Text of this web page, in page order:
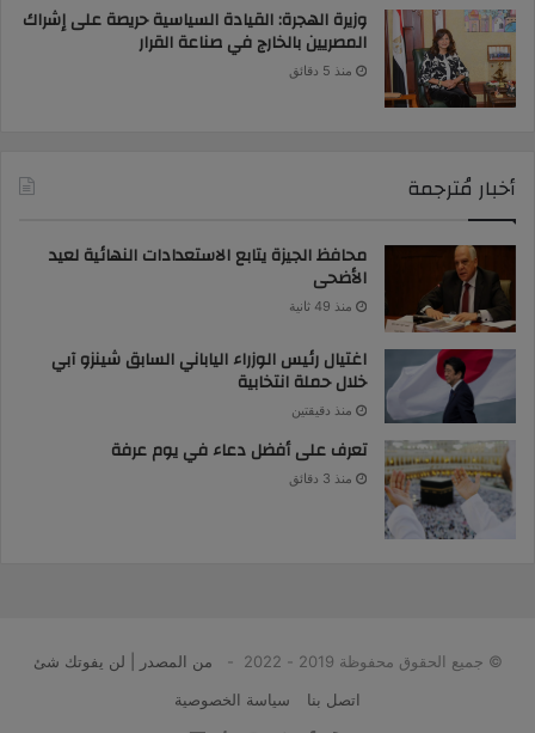
وزيرة الهجرة: القيادة السياسية حريصة على إشراك
المصريين بالخارج في صناعة القرار
منذ 5 دقائق
أخبار مُترجمة
محافظ الجيزة يتابع الاستعدادات النهائية لعيد
الأضحى
منذ 49 ثانية
اغتيال رئيس الوزراء الياباني السابق شينزو آبي
خلال حملة انتخابية
منذ دقيقتين
تعرف على أفضل دعاء في يوم عرفة
منذ 3 دقائق
© جميع الحقوق محفوظة 2019 - 2022 -
من المصدر | لن يفوتك شئ
اتصل بنا
سياسة الخصوصية